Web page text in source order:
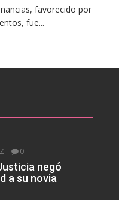
favorecido por
fue...
0
negó
a su novia